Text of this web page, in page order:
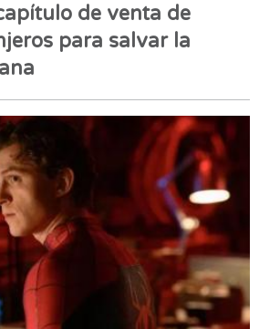
de venta de
para salvar la